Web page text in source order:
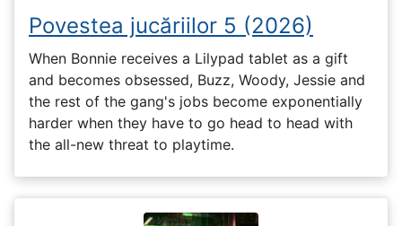
Povestea jucăriilor 5 (2026)
When Bonnie receives a Lilypad tablet as a gift
and becomes obsessed, Buzz, Woody, Jessie and
the rest of the gang's jobs become exponentially
harder when they have to go head to head with
the all-new threat to playtime.